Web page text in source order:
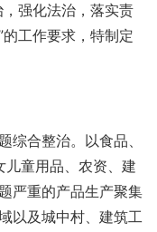
强化法治，落实责
工作要求，特制定
合整治。以食品、
童用品、农资、建
严重的产品生产聚集
以及城中村、建筑工